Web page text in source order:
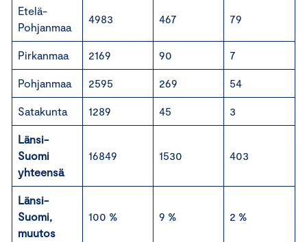
Etelä-
Pohjanmaa
4983 467 79
Pirkanmaa 2169 90 7
Pohjanmaa 2595 269 54
Satakunta 1289 45 3
Länsi-
Suomi
yhteensä
16849 1530 403
Länsi-
Suomi,
muutos
100 % 9 % 2 %